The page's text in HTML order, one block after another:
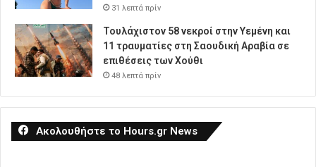
31 λεπτά πρίν
Τουλάχιστον 58 νεκροί στην Υεμένη και
11 τραυματίες στη Σαουδική Αραβία σε
επιθέσεις των Χούθι
48 λεπτά πρίν
Ακολουθήστε το Hours.gr News